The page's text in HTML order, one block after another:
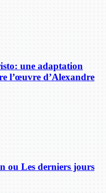
une adaptation
l’œuvre d’Alexandre
ou Les derniers jours